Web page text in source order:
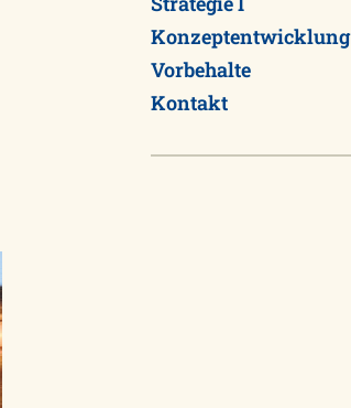
Konzeptentwicklung
Vorbehalte
Kontakt